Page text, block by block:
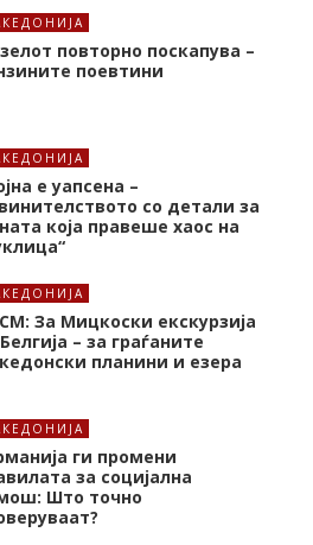
повторно поскапува –
поевтини
е уапсена –
со детали за
која правеше хаос на
За Мицкоски екскурзија
– за граѓаните
планини и езера
ги промени
за социјална
Што точно